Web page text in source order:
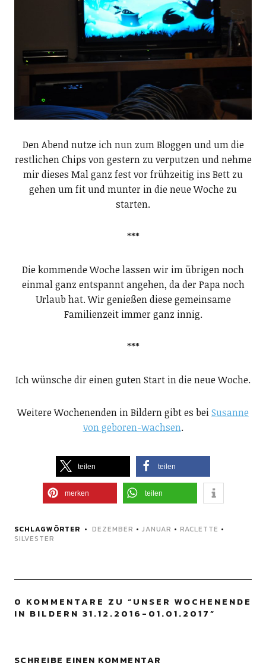
Den Abend nutze ich nun zum Bloggen und um die
restlichen Chips von gestern zu verputzen und nehme
mir dieses Mal ganz fest vor frühzeitig ins Bett zu
gehen um fit und munter in die neue Woche zu
starten.
***
Die kommende Woche lassen wir im übrigen noch
einmal ganz entspannt angehen, da der Papa noch
Urlaub hat. Wir genießen diese gemeinsame
Familienzeit immer ganz innig.
***
Ich wünsche dir einen guten Start in die neue Woche.
Weitere Wochenenden in Bildern gibt es beiSusanne
von geboren-wachsen.
teilen teilen
merken teilen
SCHLAGWÖRTER DEZEMBER • JANUAR • RACLETTE •
SILVESTER
0 KOMMENTARE ZU “UNSER WOCHENENDE
IN BILDERN 31.12.2016-01.01.2017”
SCHREIBE EINEN KOMMENTAR